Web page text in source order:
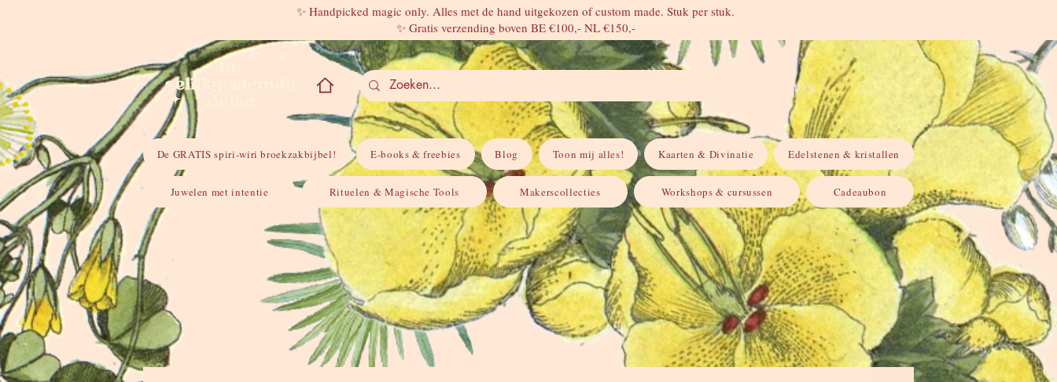
✨ Handpicked magic only. Alles met de hand uitgekozen of custom made. Stuk per stuk.
✨ Gratis verzending boven BE €100,- NL €150,-
Inloggen
De GRATIS spiri-wiri broekzakbijbel! E-books & freebies Blog Toon mij alles! Kaarten & Divinatie Edelstenen & kristallen
Juwelen met intentie Rituelen & Magische Tools Makerscollecties Workshops & cursussen Cadeaubon